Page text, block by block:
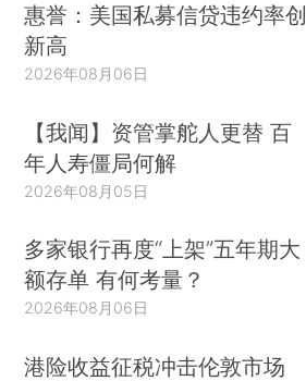
惠誉：美国私募信贷违约率创
新高
2026年08月06日
【我闻】资管掌舵人更替 百
年人寿僵局何解
2026年08月05日
多家银行再度“上架”五年期大
额存单 有何考量？
2026年08月06日
港险收益征税冲击伦敦市场